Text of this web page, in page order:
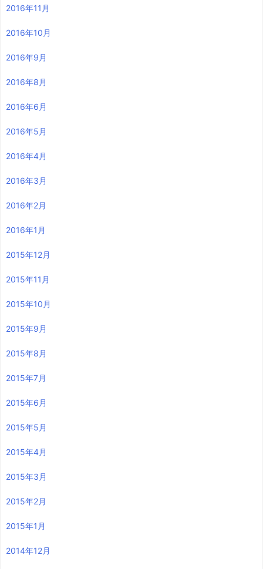
2016年11月
2016年10月
2016年9月
2016年8月
2016年6月
2016年5月
2016年4月
2016年3月
2016年2月
2016年1月
2015年12月
2015年11月
2015年10月
2015年9月
2015年8月
2015年7月
2015年6月
2015年5月
2015年4月
2015年3月
2015年2月
2015年1月
2014年12月